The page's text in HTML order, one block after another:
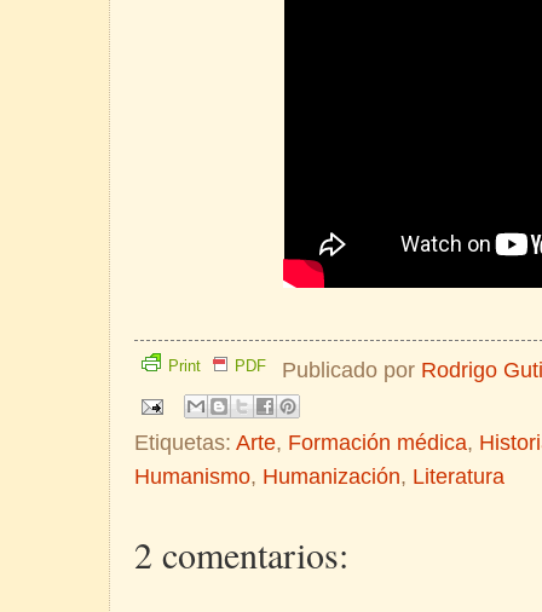
Print PDF Publicado por Rodrigo
Etiquetas: Arte, Formación médica,
Humanismo, Humanización, Literatura
2 comentarios: